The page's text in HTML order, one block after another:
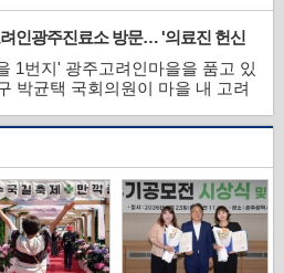
전한 산림 문화 질서를 확립하기
...
인광주진료소 방문… '의료진 헌신
1번지' 광주고려인마을을 품고 있
박균택 국회의원이 마을 내 고려
일 고려인마을에 따르면, 박 의
진료시설과 운영 현황을 살펴보
을 격...